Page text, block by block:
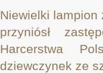
Niewielki lampion
przyniósł
Harcerstwa
dziewczynek ze